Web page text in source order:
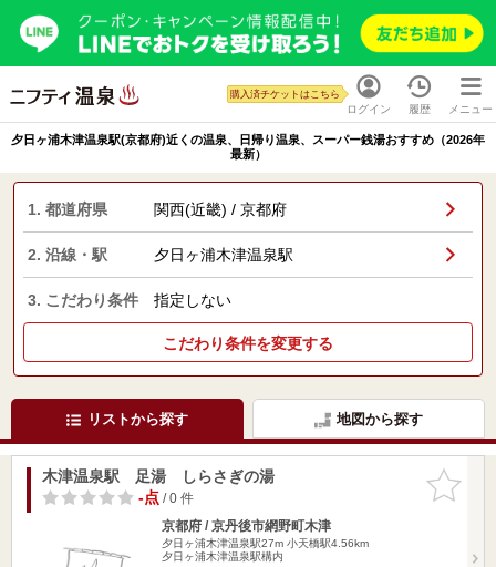
ログイン
購入済チケットはこちら
履歴 メニュー
夕日ヶ浦木津温泉駅(京都府)近くの温泉、日帰り温泉、スーパー銭湯おすすめ（2026年
最新）
1. 都道府県 関西(近畿) / 京都府
2. 沿線・駅 夕日ヶ浦木津温泉駅
3. こだわり条件 指定しない
こだわり条件を変更する
リストから探す 地図から探す
お気に入
りに追加
木津温泉駅 足湯 しらさぎの湯
-点/ 0 件
京都府 / 京丹後市網野町木津
夕日ヶ浦木津温泉駅27m 小天橋駅4.56km
夕日ヶ浦木津温泉駅構内